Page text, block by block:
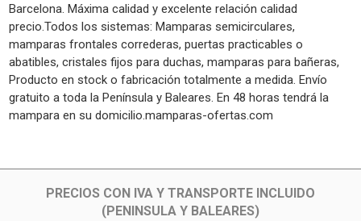
Barcelona. Máxima calidad y excelente relación calidad
precio.Todos los sistemas: Mamparas semicirculares,
mamparas frontales correderas, puertas practicables o
abatibles, cristales fijos para duchas, mamparas para bañeras,
Producto en stock o fabricación totalmente a medida. Envío
gratuito a toda la Península y Baleares. En 48 horas tendrá la
mampara en su domicilio.mamparas-ofertas.com
PRECIOS CON IVA Y TRANSPORTE INCLUIDO
(PENINSULA Y BALEARES)